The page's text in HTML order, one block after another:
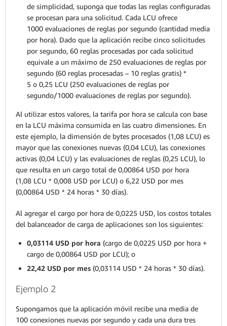
de simplicidad, suponga que todas las reglas configuradas
se procesan para una solicitud. Cada LCU ofrece
1000 evaluaciones de reglas por segundo (cantidad media
por hora). Dado que la aplicación recibe cinco solicitudes
por segundo, 60 reglas procesadas por cada solicitud
equivale a un máximo de 250 evaluaciones de reglas por
segundo (60 reglas procesadas – 10 reglas gratis) *
5 o 0,25 LCU (250 evaluaciones de reglas por
segundo/1000 evaluaciones de reglas por segundo).
Al utilizar estos valores, la tarifa por hora se calcula con base
en la LCU máxima consumida en las cuatro dimensiones. En
este ejemplo, la dimensión de bytes procesados (1,08 LCU) es
mayor que las conexiones nuevas (0,04 LCU), las conexiones
activas (0,04 LCU) y las evaluaciones de reglas (0,25 LCU), lo
que resulta en un cargo total de 0,00864 USD por hora
(1,08 LCU * 0,008 USD por LCU) o 6,22 USD por mes
(0,00864 USD * 24 horas * 30 días).
Al agregar el cargo por hora de 0,0225 USD, los costos totales
del balanceador de carga de aplicaciones son los siguientes:
0,03114 USD por hora (cargo de 0,0225 USD por hora +
cargo de 0,00864 USD por LCU); o
22,42 USD por mes (0,03114 USD * 24 horas * 30 días).
Ejemplo 2
Supongamos que la aplicación móvil recibe una media de
100 conexiones nuevas por segundo y cada una dura tres